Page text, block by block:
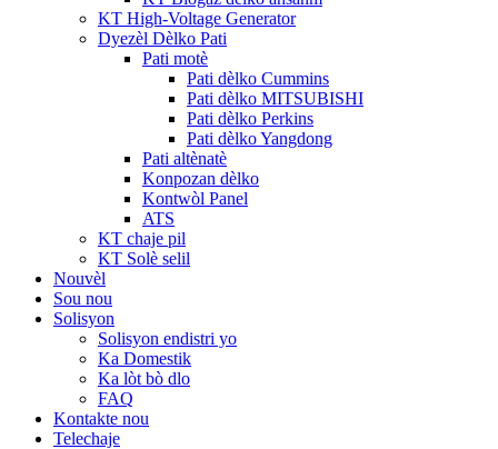
KT High-Voltage Generator
Dyezèl Dèlko Pati
Pati motè
Pati dèlko Cummins
Pati dèlko MITSUBISHI
Pati dèlko Perkins
Pati dèlko Yangdong
Pati altènatè
Konpozan dèlko
Kontwòl Panel
ATS
KT chaje pil
KT Solè selil
Nouvèl
Sou nou
Solisyon
Solisyon endistri yo
Ka Domestik
Ka lòt bò dlo
FAQ
Kontakte nou
Telechaje